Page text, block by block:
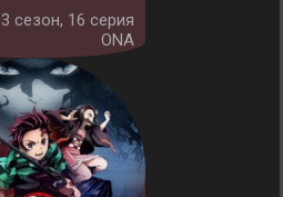
3 cезон, 16 серия
ONA